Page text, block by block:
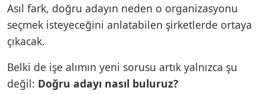
Asıl fark, doğru adayın neden o organizasyonu
seçmek isteyeceğini anlatabilen şirketlerde ortaya
çıkacak.
Belki de işe alımın yeni sorusu artık yalnızca şu
değil: Doğru adayı nasıl buluruz?